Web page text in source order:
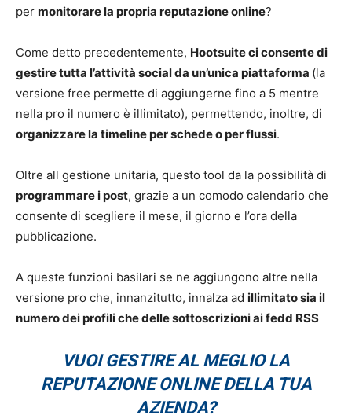
per monitorare la propria reputazione online?
Come detto precedentemente, Hootsuite ci consente di
gestire tutta l’attività social da un’unica piattaforma (la
versione free permette di aggiungerne fino a 5 mentre
nella pro il numero è illimitato), permettendo, inoltre, di
organizzare la timeline per schede o per flussi.
Oltre all gestione unitaria, questo tool da la possibilità di
programmare i post, grazie a un comodo calendario che
consente di scegliere il mese, il giorno e l’ora della
pubblicazione.
A queste funzioni basilari se ne aggiungono altre nella
versione pro che, innanzitutto, innalza ad illimitato sia il
numero dei profili che delle sottoscrizioni ai fedd RSS
VUOI GESTIRE AL MEGLIO LA
REPUTAZIONE ONLINE DELLA TUA
AZIENDA?